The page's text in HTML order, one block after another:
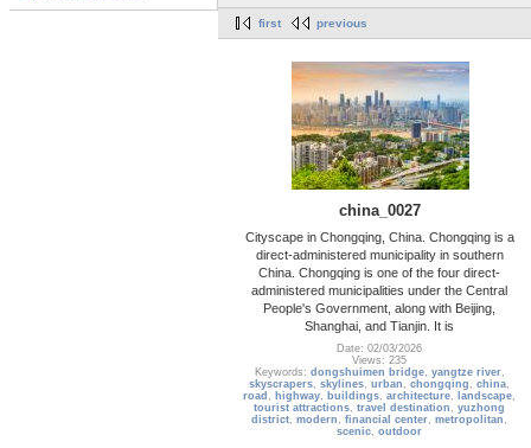
first previous
china_0027
Cityscape in Chongqing, China. Chongqing is a
direct-administered municipality in southern
China. Chongqing is one of the four direct-
administered municipalities under the Central
People's Government, along with Beijing,
Shanghai, and Tianjin. It is
Date: 02/03/2026
Views: 235
Keywords: dongshuimen bridge, yangtze river,
skyscrapers,skylines,urban ,chongqing ,china,
road , highway, buildings,architecture, landscape,
tourist attractions,travel destination ,yuzhong
district,modern ,financial center,metropolitan ,
scenic,outdoor